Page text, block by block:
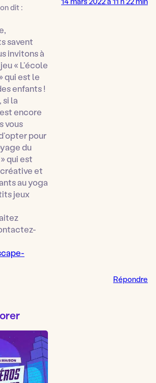
dit :
savent
invitons à
« L’école
qui est le
enfants !
si la
encore
vous
pour
du
qui est
et
au yoga
jeux
Répondre